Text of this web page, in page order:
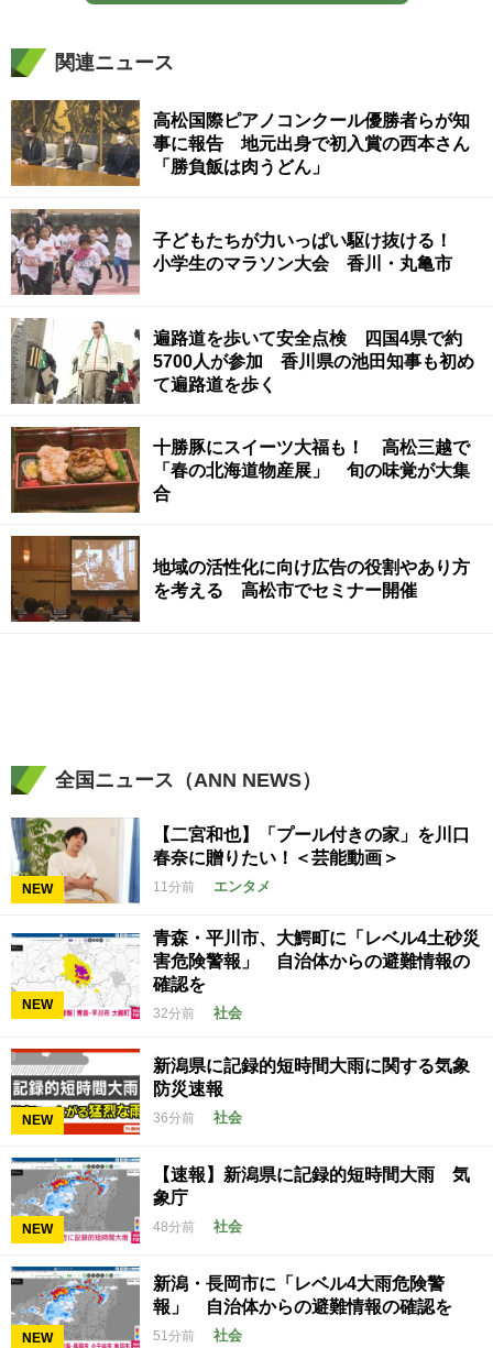
関連ニュース
高松国際ピアノコンクール優勝者らが知
事に報告 地元出身で初入賞の西本さん
「勝負飯は肉うどん」
子どもたちが力いっぱい駆け抜ける！
小学生のマラソン大会 香川・丸亀市
遍路道を歩いて安全点検 四国4県で約
5700人が参加 香川県の池田知事も初め
て遍路道を歩く
十勝豚にスイーツ大福も！ 高松三越で
「春の北海道物産展」 旬の味覚が大集
合
地域の活性化に向け広告の役割やあり方
を考える 高松市でセミナー開催
全国ニュース（ANN NEWS）
NEW
【二宮和也】「プール付きの家」を川口
春奈に贈りたい！＜芸能動画＞
11分前 エンタメ
NEW
青森・平川市、大鰐町に「レベル4土砂災
害危険警報」 自治体からの避難情報の
確認を
32分前 社会
NEW
新潟県に記録的短時間大雨に関する気象
防災速報
36分前 社会
NEW
【速報】新潟県に記録的短時間大雨 気
象庁
48分前 社会
NEW
新潟・長岡市に「レベル4大雨危険警
報」 自治体からの避難情報の確認を
51分前 社会